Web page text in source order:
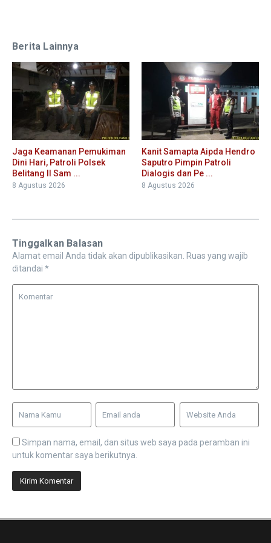
Berita Lainnya
Jaga Keamanan Pemukiman
Dini Hari, Patroli Polsek
Belitang II Sam ...
8 Agustus 2026
Kanit Samapta Aipda Hendro
Saputro Pimpin Patroli
Dialogis dan Pe ...
8 Agustus 2026
Tinggalkan Balasan
Alamat email Anda tidak akan dipublikasikan. Ruas yang wajib
ditandai *
Simpan nama, email, dan situs web saya pada peramban ini
untuk komentar saya berikutnya.